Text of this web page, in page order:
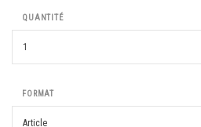
QUANTITÉ
FORMAT